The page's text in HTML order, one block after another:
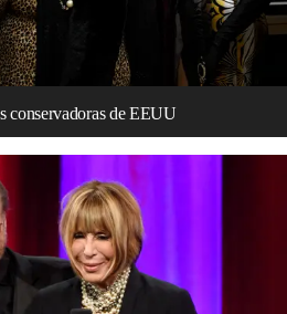
conservadoras de EEUU